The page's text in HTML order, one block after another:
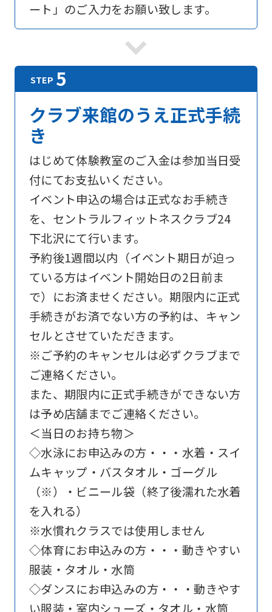
ート」のご入力をお願い致します。
クラブ来館のうえ正式手続
き
はじめて体験教室のご入金は参加当日受
付にてお支払いください。
イベント申込の場合は正式なお手続き
を、セントラルフィットネスクラブ24
下北沢にて行います。
予約後1週間以内（イベント期日が迫っ
ている方はイベント開始日の2日前ま
で）にお済ませください。期限内に正式
手続きがお済でない方の予約は、キャン
セルとさせていただきます。
※ご予約のキャンセルは必ずクラブまで
ご連絡ください。
また、期限内に正式手続きができない方
は予め店舗までご連絡ください。
＜当日のお持ち物＞
◇水泳にお申込みの方・・・水着・スイ
ムキャップ・バスタオル・ゴーグル
（※）・ビニール袋（終了後濡れた水着
を入れる）
※水慣れクラスでは使用しません
◇体育にお申込みの方・・・動きやすい
服装・タオル・水筒
◇ダンスにお申込みの方・・・動きやす
い服装・室内シューズ・タオル・水筒
For
foreigners
Central
Sports
official
website
is
automatically
translated
into
English.
Click
link
below
automatic
translation)
to
to
the
page.